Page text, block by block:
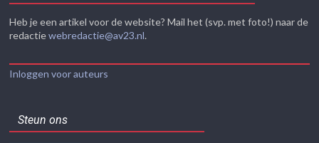
Heb je een artikel voor de website? Mail het (svp. met foto!) naar de
redactiewebredactie@av23.nl.
Inloggen voor auteurs
Steun ons